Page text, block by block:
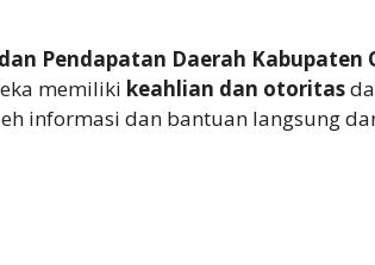
Pendapatan Daerah Kabupaten
memiliki keahlian dan otoritas
informasi dan bantuan langsung